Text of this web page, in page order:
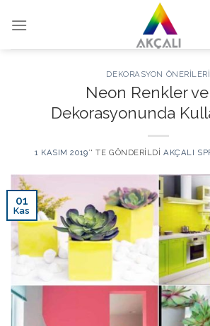
DEKORASYON ÖNERILERI
Neon Renkler
Dekorasyonunda
1 KASIM 2019’' TE GÖNDERILDI AKÇALI
01
Kas